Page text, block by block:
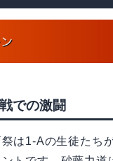
での激闘
は1-Aの生徒たち